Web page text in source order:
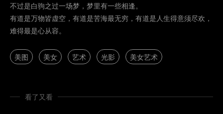
不过是白驹之过一场梦，梦里有一些相逢。
有道是万物皆虚空，有道是苦海最无穷，有道是人生得意须尽欢，
难得最是心从容。
美图 美女 艺术 光影 美女艺术
看了又看